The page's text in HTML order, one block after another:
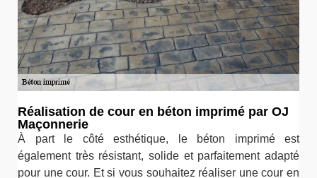
Réalisation de cour en béton imprimé par OJ
Maçonnerie
À part le côté esthétique, le béton imprimé est
également très résistant, solide et parfaitement adapté
pour une cour. Et si vous souhaitez réaliser une cour en